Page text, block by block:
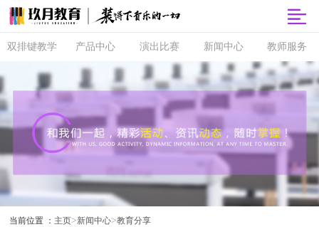
双排键教学
双排键
课程体系
直营校区
音协考级
双排键升级
产品中心
玖月商城
玖月智能音
玖月琴房
玖月琴房云
玖月·音悦岛
演出比赛
音乐会
央视演出
玖乐团
新闻中心
品牌动态
精彩活动
教育分享
视频专区
教师服务
师资培训
玖月教师俱
师资查询
全国师资招
当前位置 ： 主页>新闻中心>教育分享